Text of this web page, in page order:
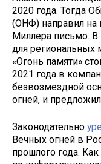
2020 года. Тогда
(ОНФ) направил на
Миллера письмо. В
для региональных
«Огонь памяти»
2021 года в
безвозмездной
огней, и
Законодательно
Вечных огней в
прошлого года.